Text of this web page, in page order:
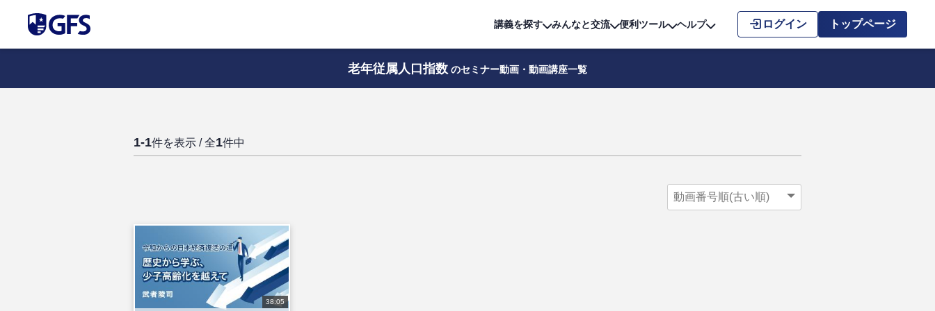
講義を探す みんなと交流 便利ツール ヘルプ ログイン トップページ
老年従属人口指数 のセミナー動画・動画講座一覧
1-1件を表示 / 全1件中
38:05